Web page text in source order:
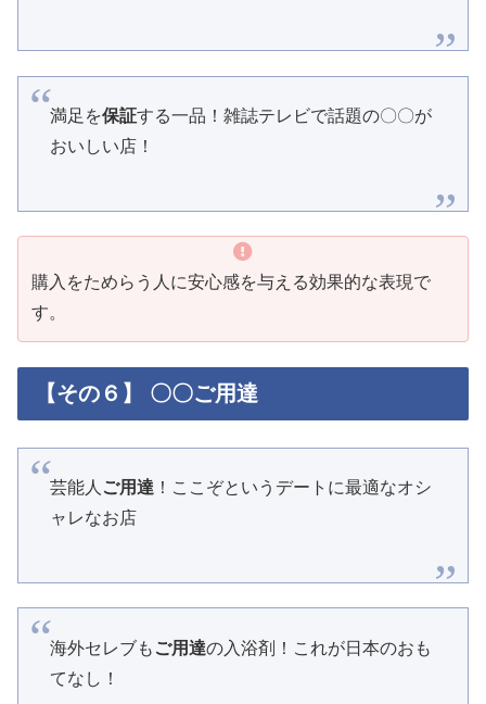
満足を保証する一品！雑誌テレビで話題の〇〇が
おいしい店！
購入をためらう人に安心感を与える効果的な表現で
す。
【その６】 〇〇ご用達
芸能人 ご用達 ！ここぞというデートに最適なオシ
ャレなお店
海外セレブも ご用達の入浴剤！これが日本のおも
てなし！